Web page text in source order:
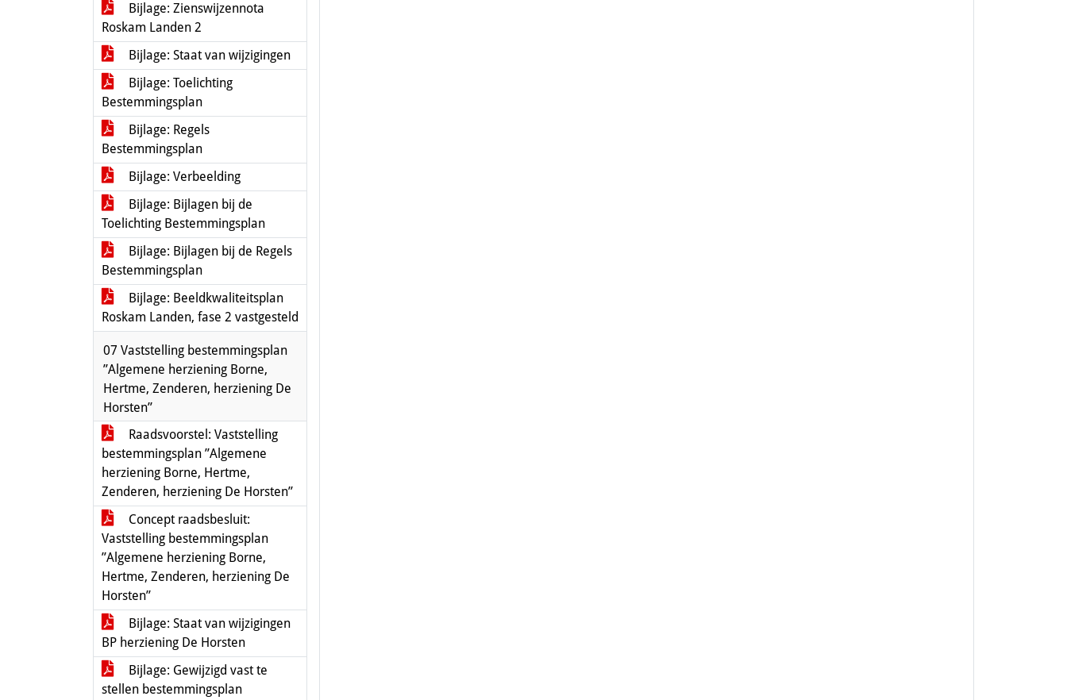
Bijlage: Zienswijzennota
Roskam Landen 2
Bijlage: Staat van wijzigingen
Bijlage: Toelichting
Bestemmingsplan
Bijlage: Regels
Bestemmingsplan
Bijlage: Verbeelding
Bijlage: Bijlagen bij de
Toelichting Bestemmingsplan
Bijlage: Bijlagen bij de Regels
Bestemmingsplan
Bijlage: Beeldkwaliteitsplan
Roskam Landen, fase 2 vastgesteld
07 Vaststelling bestemmingsplan
”Algemene herziening Borne,
Hertme, Zenderen, herziening De
Horsten”
Raadsvoorstel: Vaststelling
bestemmingsplan ”Algemene
herziening Borne, Hertme,
Zenderen, herziening De Horsten”
Concept raadsbesluit:
Vaststelling bestemmingsplan
”Algemene herziening Borne,
Hertme, Zenderen, herziening De
Horsten”
Bijlage: Staat van wijzigingen
BP herziening De Horsten
Bijlage: Gewijzigd vast te
stellen bestemmingsplan